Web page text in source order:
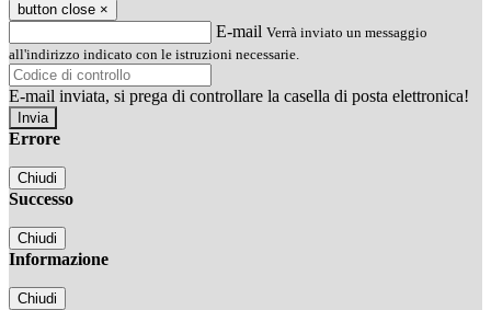
button close ×
E-mail Verrà inviato un messaggio
all'indirizzo indicato con le istruzioni necessarie.
E-mail inviata, si prega di controllare la casella di posta elettronica!
Errore
Chiudi
Successo
Chiudi
Informazione
Chiudi